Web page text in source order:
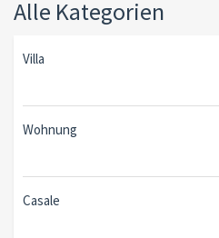
Alle Kategorien
Villa
Wohnung
Casale